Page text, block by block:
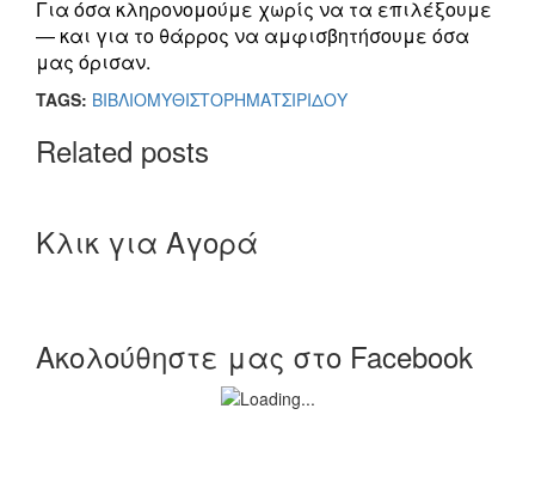
Για όσα κληρονομούμε χωρίς να τα επιλέξουμε
— και για το θάρρος να αμφισβητήσουμε όσα
μας όρισαν.
TAGS: ΒΙΒΛΙΟΜΥΘΙΣΤΟΡΗΜΑΤΣΙΡΙΔΟΥ
Related posts
Κλικ για Αγορά
Ακολούθηστε μας στο Facebook